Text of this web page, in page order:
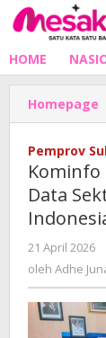
Lewati
ke
HOME
Homepage
Pemprov
Kominfo
Data
21 April 2026
oleh Adhe